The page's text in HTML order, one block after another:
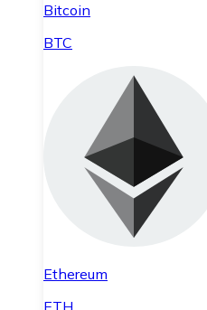
Bitcoin
BTC
Ethereum
ETH